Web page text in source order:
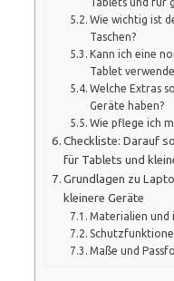
Wie wichtig ist
Taschen?
Kann ich eine
Tablet
Welche Extras
Geräte haben?
Wie pflege ich
Checkliste: Darauf
für Tablets und
Grundlagen zu
kleinere Geräte
Materialien und
Maße und